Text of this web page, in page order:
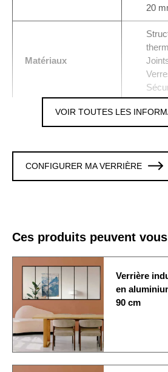
20
Matériaux
2
clair
Colori / Finition
La
Origine de
fabrication
Délai de fabrication
La
jour
Sur
VOIR TOUTES LES
CONFIGURER MA VERRIÈRE
Ces produits peuvent
Verrière
en
90 cm